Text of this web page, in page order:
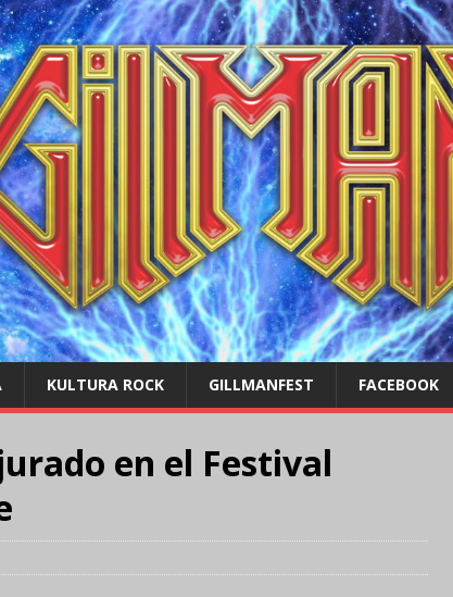
KULTURA ROCK GILLMANFEST FACEBOOK
en el Festival